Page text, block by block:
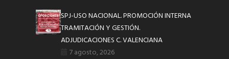
SPJ-USO NACIONAL. PROMOCIÓN INTERNA
TRAMITACIÓN Y GESTIÓN.
ADJUDICACIONES C. VALENCIANA
7 agosto, 2026